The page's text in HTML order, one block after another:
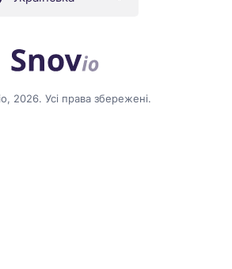
2026. Усі права збережені.